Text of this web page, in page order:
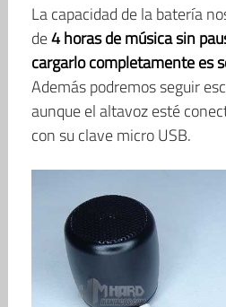
La capacidad de la batería
de4 horas de música sin
cargarlo completamente es
Además podremos seguir
aunque el altavoz esté
con su clave micro USB.